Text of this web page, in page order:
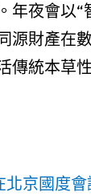
夜會以
源財產在
傳統本草
京國度